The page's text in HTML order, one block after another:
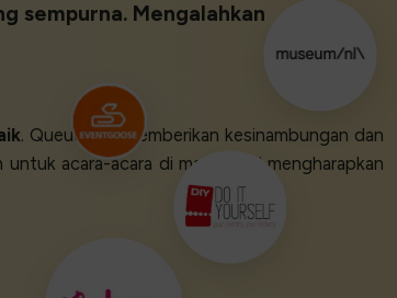
sempurna. Mengalahkan
. Queue-Fair memberikan kesinambungan dan
acara-acara di mana kami mengharapkan